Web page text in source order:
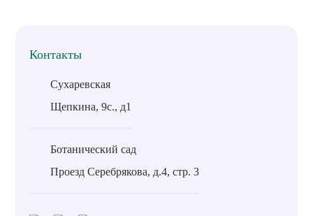
Контакты
Сухаревская
Щепкина, 9с., д1
Ботанический сад
Проезд Серебрякова, д.4, стр. 3